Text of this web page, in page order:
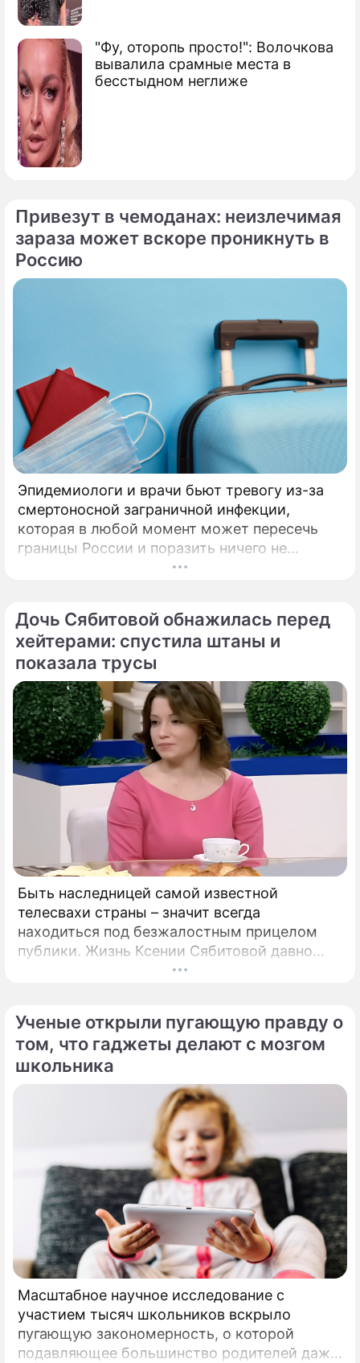
"Фу, оторопь просто!": Волочкова
вывалила срамные места в
бесстыдном неглиже
Привезут в чемоданах: неизлечимая
зараза может вскоре проникнуть в
Россию
Эпидемиологи и врачи бьют тревогу из-за
смертоносной заграничной инфекции,
которая в любой момент может пересечь
границы России и поразить ничего не
подозревающих граждан. Россию
и смертоносный вирус Бурбон.
Дочь Сябитовой обнажилась перед
хейтерами: спустила штаны и
показала трусы
Быть наследницей самой известной
телесвахи страны – значит всегда
находиться под безжалостным прицелом
публики. Жизнь Ксении Сябитовой давно
рассматривают под мощной лупой.
Ученые открыли пугающую правду о
том, что гаджеты делают с мозгом
школьника
Масштабное научное исследование с
участием тысяч школьников вскрыло
пугающую закономерность, о которой
подавляющее большинство родителей даже